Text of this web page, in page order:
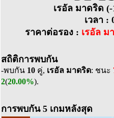
เรอัล มาดริด
เวลา :
ราคาต่อรอง : เรอัล ม
สถิติการพบกัน
-พบกัน 10 คู่, เรอัล มาดริด: ชนะ
2(20.00%).
การพบกัน 5 เกมหลังสุด